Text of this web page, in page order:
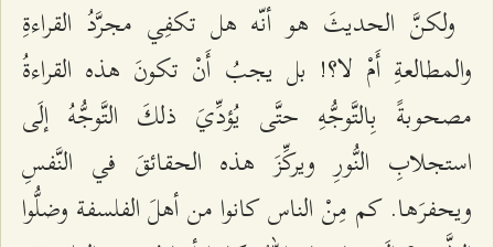
ولكنَّ الحدیثَ هو أنّه هل تكفِي مجرَّدُ القراءةِ
والمطالعةِ أَمْ لا؟! بل یجبُ أَنْ تكونَ هذه القراءةُ
مصحوبةً بِالتَّوجُّهِ حتَّى یُؤدِّيَ ذلكَ التَّوجُّهُ إلَى
استجلابِ النُّورِ ویركِّزَ هذه الحقائقَ في النَّفسِ
ویحفرَها. كم مِنْ الناس كانوا من أهلَ الفلسفة وضلُّوا